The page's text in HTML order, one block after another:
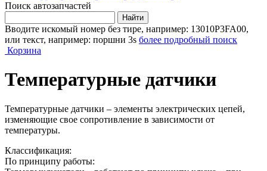
Поиск автозапчастей
Вводите искомый номер без тире, например: 13010P3FA00,
или текст, например: поршни 3s более подробный поиск
Корзина
Температурные датчики
Температурные датчики – элементы электрических цепей,
изменяющие свое сопротивление в зависимости от
температуры.
Классификация:
По принципу работы: